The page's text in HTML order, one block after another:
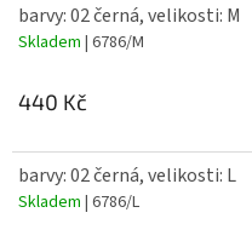
barvy: 02 černá, velikosti: M
Skladem | 6786/M
440 Kč
barvy: 02 černá, velikosti: L
Skladem | 6786/L